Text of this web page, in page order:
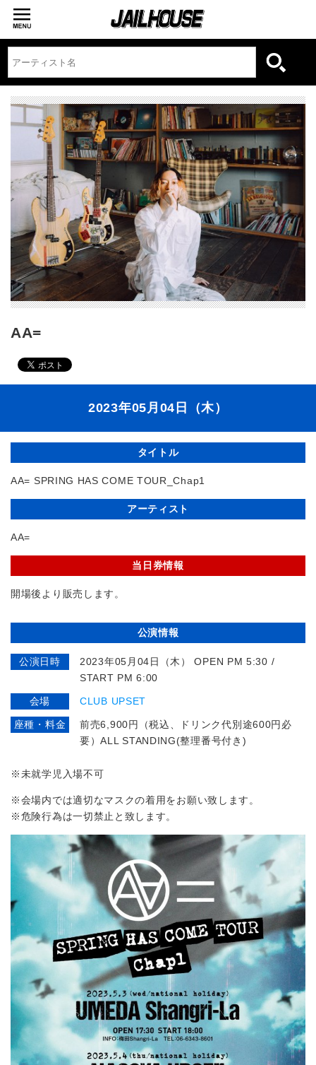
AA=
2023年05月04日（木）
タイトル
AA= SPRING HAS COME TOUR_Chap1
アーティスト
AA=
当日券情報
開場後より販売します。
公演情報
公演日時
2023年05月04日（木） OPEN PM 5:30 /
START PM 6:00
会場 CLUB UPSET
座種・料金
前売6,900円（税込、ドリンク代別途600円必
要）ALL STANDING(整理番号付き)
※未就学児入場不可
※会場内では適切なマスクの着用をお願い致します。
※危険行為は一切禁止と致します。